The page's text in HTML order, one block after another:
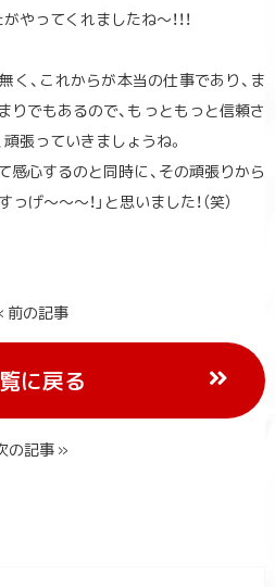
やってくれましたね～！！！
く、これからが本当の仕事であり、ま
りでもあるので、もっともっと信頼さ
張っていきましょうね。
感心するのと同時に、その頑張りから
げ～～～！」と思いました！（笑）
前の記事
に戻る
の記事 »